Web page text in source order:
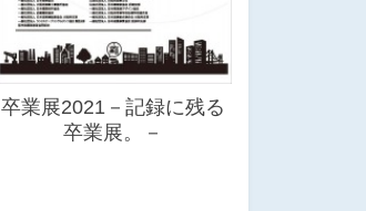
卒業展2021－記録に残る
卒業展。－